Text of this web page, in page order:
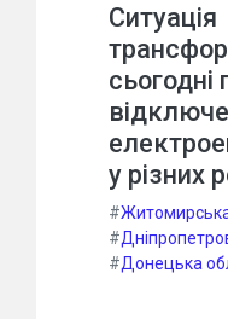
Ситуація
сьогодні
у різних
#
#
#Донецька